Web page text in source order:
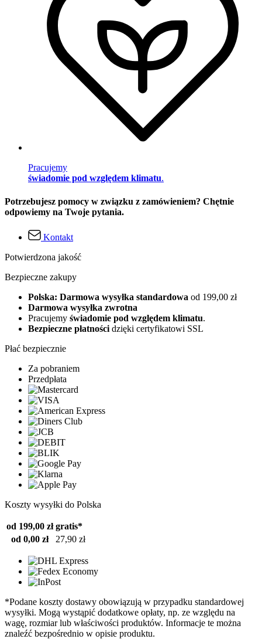
Pracujemy
świadomie pod względem klimatu.
Potrzebujesz pomocy w związku z zamówieniem? Chętnie
odpowiemy na Twoje pytania.
Kontakt
Potwierdzona jakość
Bezpieczne zakupy
Polska: Darmowa wysyłka standardowa od 199,00 zł
Darmowa wysyłka zwrotna
Pracujemy świadomie pod względem klimatu.
Bezpieczne płatności dzięki certyfikatowi SSL
Płać bezpiecznie
Za pobraniem
Przedpłata
Koszty wysyłki do Polska
od 199,00 zł gratis*
od 0,00 zł
27,90 zł
*Podane koszty dostawy obowiązują w przypadku standardowej
wysyłki. Mogą wystąpić dodatkowe opłaty, np. ze względu na
wagę, rozmiar lub właściwości produktów. Informacje te można
znaleźć bezpośrednio w opisie produktu.